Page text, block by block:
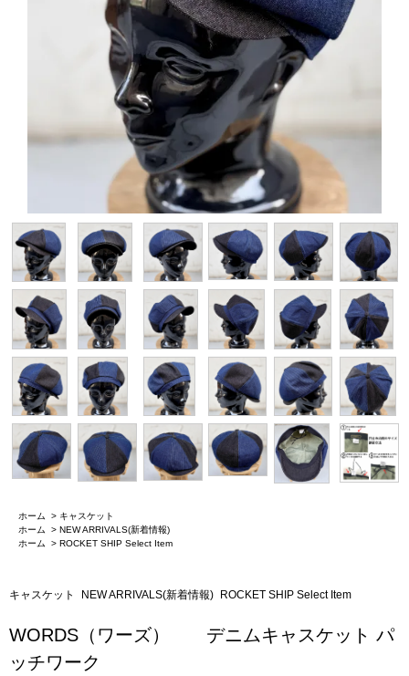
ホーム > キャスケット
ホーム
> NEW ARRIVALS(新着情報)
ホーム
> ROCKET SHIP Select Item
キャスケット NEW ARRIVALS(新着情報) ROCKET SHIP Select Item
WORDS（ワーズ） デニムキャスケット パ
ッチワーク